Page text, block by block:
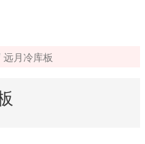
远月冷库板